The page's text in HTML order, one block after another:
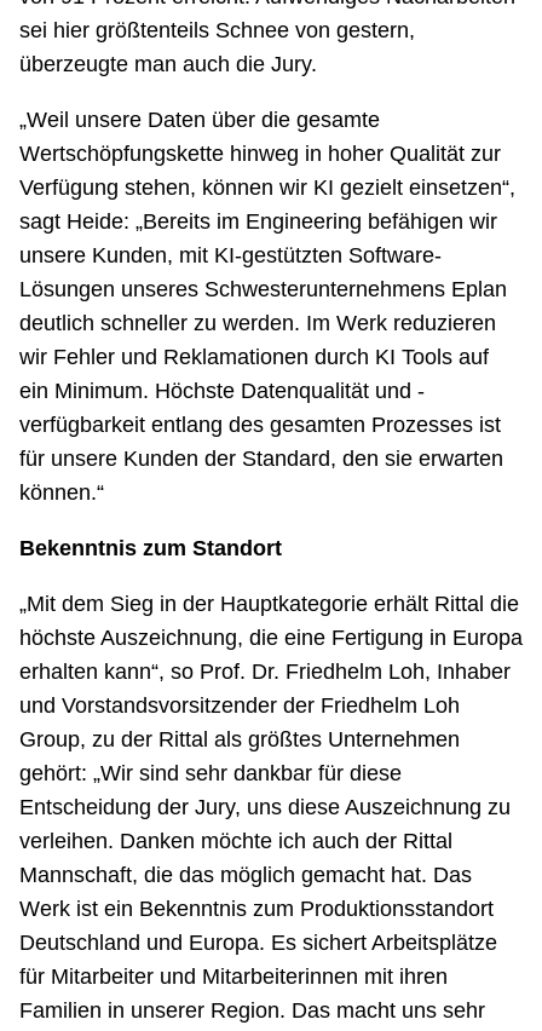
sei hier größtenteils Schnee von gestern,
überzeugte man auch die Jury.
„Weil unsere Daten über die gesamte
Wertschöpfungskette hinweg in hoher Qualität zur
Verfügung stehen, können wir KI gezielt einsetzen“,
sagt Heide: „Bereits im Engineering befähigen wir
unsere Kunden, mit KI-gestützten Software-
Lösungen unseres Schwesterunternehmens Eplan
deutlich schneller zu werden. Im Werk reduzieren
wir Fehler und Reklamationen durch KI Tools auf
ein Minimum. Höchste Datenqualität und -
verfügbarkeit entlang des gesamten Prozesses ist
für unsere Kunden der Standard, den sie erwarten
können.“
Bekenntnis zum Standort
„Mit dem Sieg in der Hauptkategorie erhält Rittal die
höchste Auszeichnung, die eine Fertigung in Europa
erhalten kann“, so Prof. Dr. Friedhelm Loh, Inhaber
und Vorstandsvorsitzender der Friedhelm Loh
Group, zu der Rittal als größtes Unternehmen
gehört: „Wir sind sehr dankbar für diese
Entscheidung der Jury, uns diese Auszeichnung zu
verleihen. Danken möchte ich auch der Rittal
Mannschaft, die das möglich gemacht hat. Das
Werk ist ein Bekenntnis zum Produktionsstandort
Deutschland und Europa. Es sichert Arbeitsplätze
für Mitarbeiter und Mitarbeiterinnen mit ihren
Familien in unserer Region. Das macht uns sehr